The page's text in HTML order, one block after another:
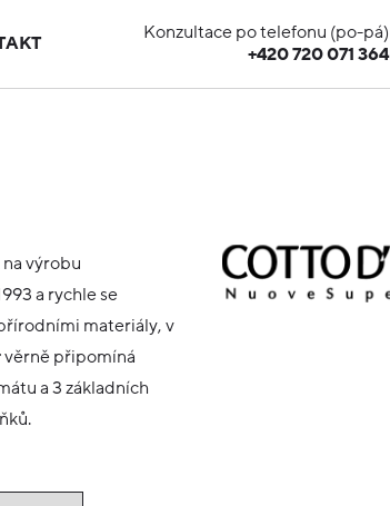
Konzultace po telefonu (po-pá)
+420 720 071 364
výrobu
a rychle se
materiály, v
věrně připomíná
a 3 základních